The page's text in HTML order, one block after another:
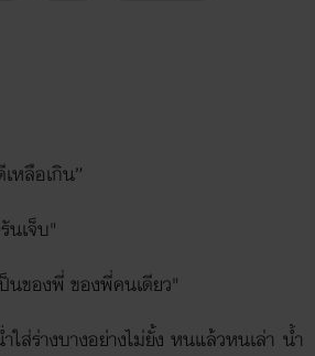
หลือเกิน”
นเจ็บ"
นของพี่ ของพี่คนเดียว"
ใส่ร่างบางอย่างไม่ยั้ง หนแล้วหนเล่า น้ำ